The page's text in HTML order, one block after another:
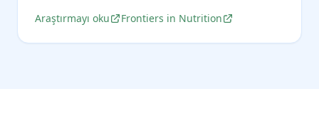
Araştırmayı oku Frontiers in Nutrition